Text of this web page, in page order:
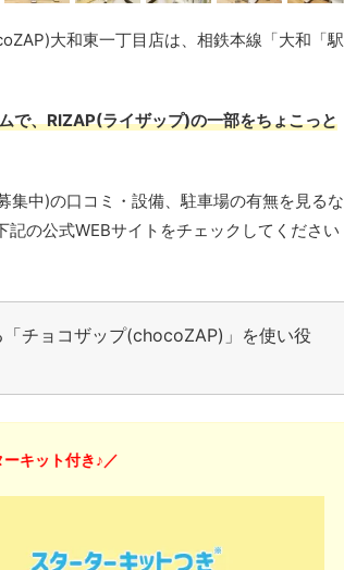
大和東一丁目店は、相鉄本線「大和「駅
で、RIZAP(ライザップ)の一部をちょこっと
中)の口コミ・設備、駐車場の有無を見るな
の公式WEBサイトをチェックしてください
チョコザップ(chocoZAP)」を使い役
キット付き♪／